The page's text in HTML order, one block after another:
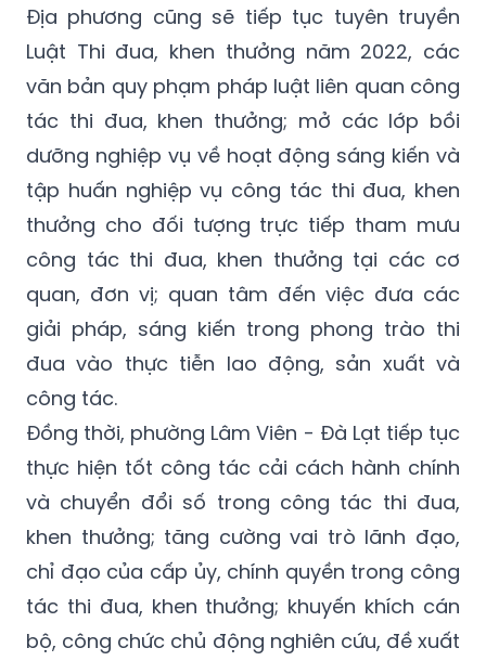
Địa phương cũng sẽ tiếp tục tuyên truyền
Luật Thi đua, khen thưởng năm 2022, các
văn bản quy phạm pháp luật liên quan công
tác thi đua, khen thưởng; mở các lớp bồi
dưỡng nghiệp vụ về hoạt động sáng kiến và
tập huấn nghiệp vụ công tác thi đua, khen
thưởng cho đối tượng trực tiếp tham mưu
công tác thi đua, khen thưởng tại các cơ
quan, đơn vị; quan tâm đến việc đưa các
giải pháp, sáng kiến trong phong trào thi
đua vào thực tiễn lao động, sản xuất và
công tác.
Đồng thời, phường Lâm Viên - Đà Lạt tiếp tục
thực hiện tốt công tác cải cách hành chính
và chuyển đổi số trong công tác thi đua,
khen thưởng; tăng cường vai trò lãnh đạo,
chỉ đạo của cấp ủy, chính quyền trong công
tác thi đua, khen thưởng; khuyến khích cán
bộ, công chức chủ động nghiên cứu, đề xuất